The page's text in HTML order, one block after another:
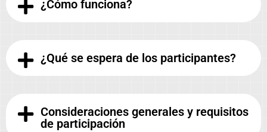
¿Cómo funciona?
¿Qué se espera de los participantes?
Consideraciones generales y requisitos
de participación